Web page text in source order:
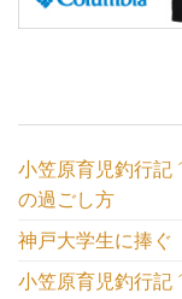
小笠原育児釣行
の過ごし方
神戸大学生に捧
小笠原育児釣行